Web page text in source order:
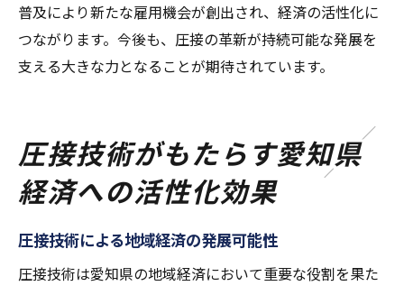
普及により新たな雇用機会が創出され、経済の活性化に
つながります。今後も、圧接の革新が持続可能な発展を
支える大きな力となることが期待されています。
圧接技術がもたらす愛知県
経済への活性化効果
圧接技術による地域経済の発展可能性
圧接技術は愛知県の地域経済において重要な役割を果た